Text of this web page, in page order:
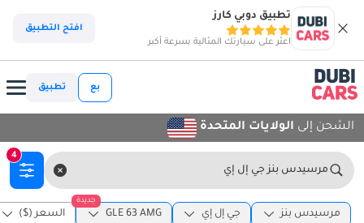
تطبيق دوبي كارز
اعثر على سيارتك المثالية بسرعة أكبر
افتح التطبيق
بع تطبيق
الشحن إلى الولايات المتحدة
مرسيدس بنز جي إل إي
4
مرسيدس بنز جي إل إي
جديدة
GLE 63 AMG السعر ($)